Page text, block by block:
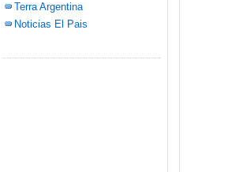
Terra Argentina
Noticias El Pais